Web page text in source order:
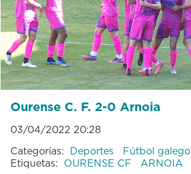
Ourense C. F. 2-0 Arnoia
03/04/2022 20:28
Categorías: Deportes
Fútbol galego
Etiquetas: OURENSE CF ARNOIA